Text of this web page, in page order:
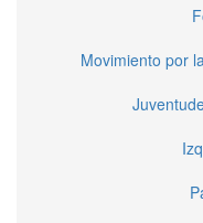
Movimiento por